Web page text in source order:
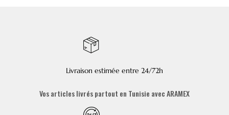
Livraison estimée entre 24/72h
Vos articles livrés partout en Tunisie avec ARAMEX